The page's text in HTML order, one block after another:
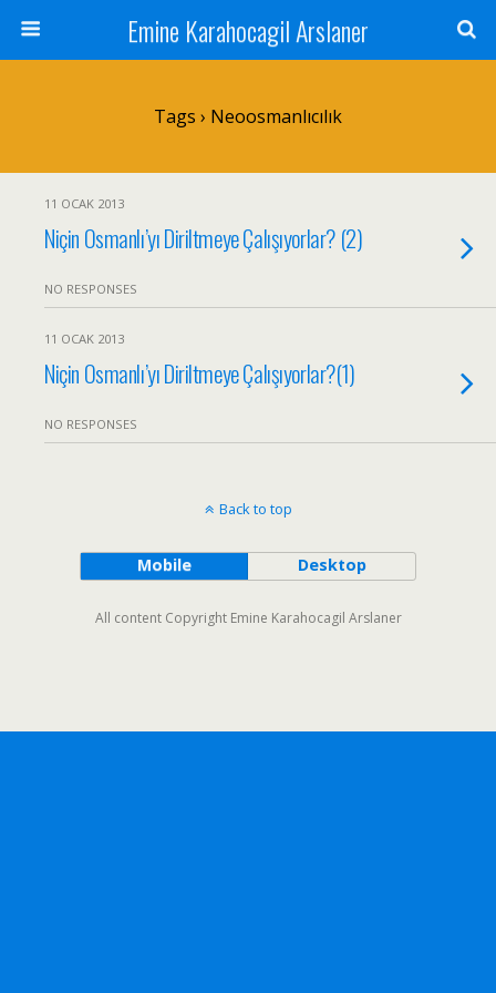
Emine Karahocagil Arslaner
Tags › Neoosmanlıcılık
11 OCAK 2013
Niçin Osmanlı’yı Diriltmeye Çalışıyorlar? (2)
NO RESPONSES
11 OCAK 2013
Niçin Osmanlı’yı Diriltmeye Çalışıyorlar?(1)
NO RESPONSES
Back to top
Mobile Desktop
All content Copyright Emine Karahocagil Arslaner